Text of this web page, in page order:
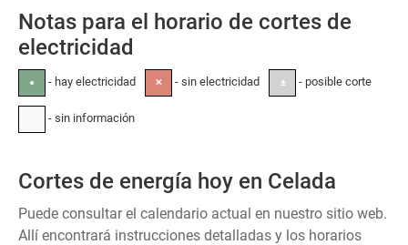
Notas para el horario de cortes de
electricidad
● - hay electricidad ✕ - sin electricidad ± - posible corte
- sin información
Cortes de energía hoy en Celada
Puede consultar el calendario actual en nuestro sitio web.
Allí encontrará instrucciones detalladas y los horarios